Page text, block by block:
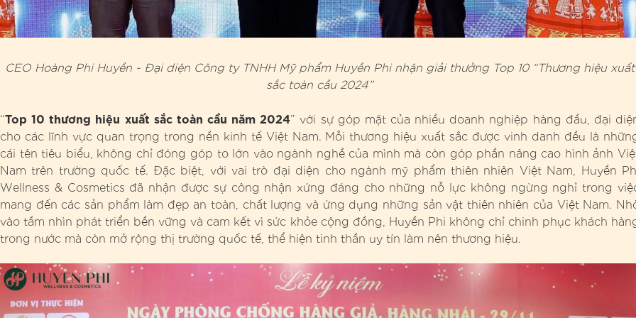
CEO Hoàng Phi Huyền - Đại diện Công ty TNHH Mỹ phẩm Huyền Phi nhận giải thưởng Top 10 “Thương hiệu xuất
sắc toàn cầu 2024”
“Top 10 thương hiệu xuất sắc toàn cầu năm 2024” với sự góp mặt của nhiều doanh nghiệp hàng đầu, đại
cho các lĩnh vực quan trọng trong nền kinh tế Việt Nam. Mỗi thương hiệu xuất sắc được vinh danh đều là
cái tên tiêu biểu, không chỉ đóng góp to lớn vào ngành nghề của mình mà còn góp phần nâng cao hình ảnh
Nam trên trường quốc tế. Đặc biệt, với vai trò đại diện cho ngành mỹ phẩm thiên nhiên Việt Nam, Huyền
Wellness & Cosmetics đã nhận được sự công nhận xứng đáng cho những nỗ lực không ngừng nghỉ trong
mang đến các sản phẩm làm đẹp an toàn, chất lượng và ứng dụng những sản vật thiên nhiên của Việt Nam.
vào tầm nhìn phát triển bền vững và cam kết vì sức khỏe cộng đồng, Huyền Phi không chỉ chinh phục khách
trong nước mà còn mở rộng thị trường quốc tế, thể hiện tinh thần uy tín làm nên thương hiệu.